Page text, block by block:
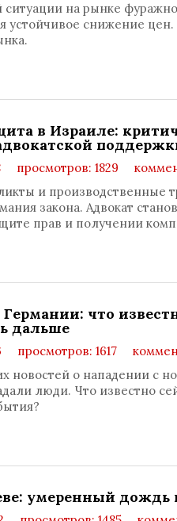
ситуации на рынке
устойчивое снижение
в Израиле:
просмотров: 1829
и производственные
закона. Адвокат
прав и получении
Германии: что
дальше
просмотров: 1617
новостей о нападении с
люди. Что известно
умеренный дождь